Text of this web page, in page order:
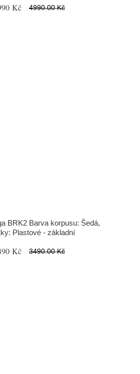
Kč 4990.00 Kč
BRK2 Barva korpusu: Šedá,
Plastové - základní
Kč 3490.00 Kč